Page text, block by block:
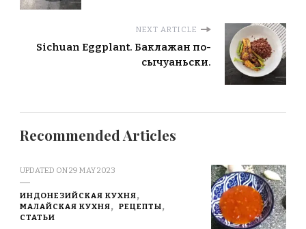
NEXT ARTICLE
Sichuan Eggplant. Баклажан по-
сычуаньски.
Recommended Articles
UPDATED ON29 MAY 2023
ИНДОНЕЗИЙСКАЯ КУХНЯ
МАЛАЙСКАЯ КУХНЯ
РЕЦЕПТЫ
СТАТЬИ